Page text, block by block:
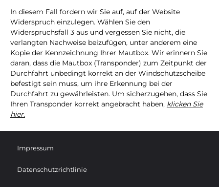
In diesem Fall fordern wir Sie auf, auf der Website
Widerspruch einzulegen. Wählen Sie den
Widerspruchsfall 3 aus und vergessen Sie nicht, die
verlangten Nachweise beizufügen, unter anderem eine
Kopie der Kennzeichnung Ihrer Mautbox. Wir erinnern Sie
daran, dass die Mautbox (Transponder) zum Zeitpunkt der
Durchfahrt unbedingt korrekt an der Windschutzscheibe
befestigt sein muss, um ihre Erkennung bei der
Durchfahrt zu gewährleisten. Um sicherzugehen, dass Sie
Ihren Transponder korrekt angebracht haben, klicken Sie
hier.
Impressum
Datenschutzrichtlinie